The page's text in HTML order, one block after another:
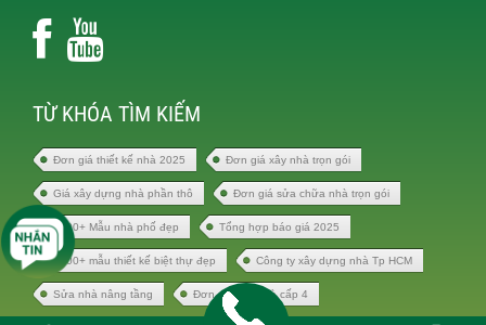
TỪ KHÓA TÌM KIẾM
Đơn giá thiết kế nhà 2025 Đơn giá xây nhà trọn gói
Giá xây dựng nhà phần thô Đơn giá sửa chữa nhà trọn gói
1000+ Mẫu nhà phố đẹp Tổng hợp báo giá 2025
1000+ mẫu thiết kế biệt thự đẹp Công ty xây dựng nhà Tp HCM
Sửa nhà nâng tầng Đơn giá xây nhà cấp 4